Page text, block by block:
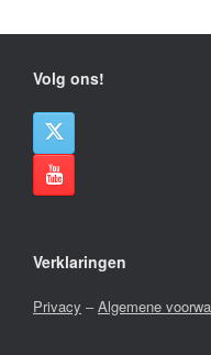
Volg ons!
Verklaringen
Privacy –Algemene